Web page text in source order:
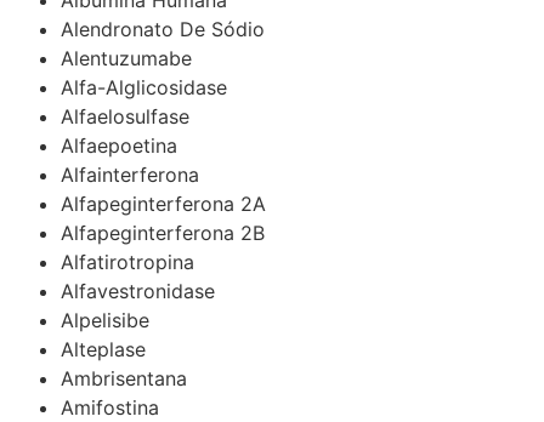
Alendronato De Sódio
Alentuzumabe
Alfa-Alglicosidase
Alfaelosulfase
Alfaepoetina
Alfainterferona
Alfapeginterferona 2A
Alfapeginterferona 2B
Alfatirotropina
Alfavestronidase
Alpelisibe
Alteplase
Ambrisentana
Amifostina